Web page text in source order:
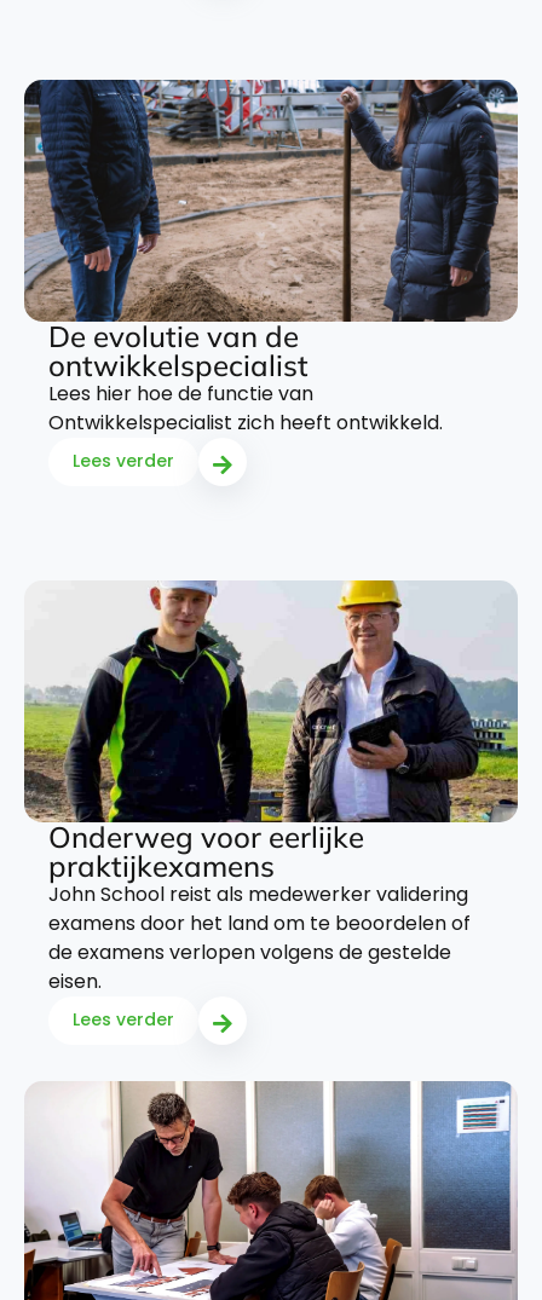
De evolutie van de
ontwikkelspecialist
Lees hier hoe de functie van
Ontwikkelspecialist zich heeft ontwikkeld.
Lees verder
Onderweg voor eerlijke
praktijkexamens
John School reist als medewerker validering
examens door het land om te beoordelen of
de examens verlopen volgens de gestelde
eisen.
Lees verder